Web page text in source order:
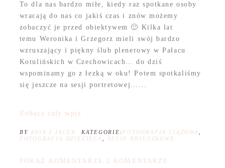
To dla nas bardzo miłe, kiedy raz spotkane osoby
wracają do nas co jakiś czas i znów możemy
zobaczyć je przed obiektywem 🙂 Kilka lat
temu Weronika i Grzegorz mieli swój bardzo
wzruszający i piękny ślub plenerowy w Pałacu
Kotulińskich w Czechowicach… do dziś
wspominamy go z łezką w oku! Potem spotkaliśmy
się jeszcze na sesji portretowej…...
Zobacz cały wpis
BY ANIA I JACEK KATEGORIE: FOTOGRAFIA CIĄŻOWA ,
FOTOGRAFIA DZIECIĘCA , SESJE BRZUSZKOWE
POKAŻ KOMENTARZE 2 KOMENTARZE